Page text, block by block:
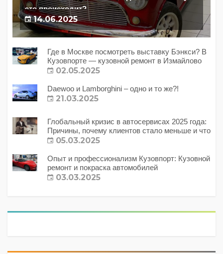
это происходит?
14.06.2025
Где в Москве посмотреть выставку Бэнкси? В
Кузовпорте — кузовной ремонт в Измайлово
02.05.2025
Daewoo и Lamborghini – одно и то же?!
21.03.2025
Глобальный кризис в автосервисах 2025 года:
Причины, почему клиентов стало меньше и что
с этим делать?
05.03.2025
Опыт и профессионализм Кузовпорт: Кузовной
ремонт и покраска автомобилей
03.03.2025